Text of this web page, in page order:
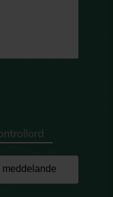
meddelande